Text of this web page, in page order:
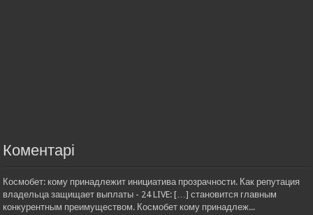
Коментарі
Космобет: кому принадлежит инициатива прозрачности. Как репутация
владельца защищает выплаты - 24 LIVE: […] становится главным
конкурентным преимуществом. Космобет кому принадлеж...